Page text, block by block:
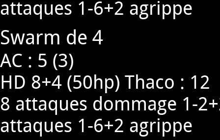
attaques 1-6+2 agrippe
Swarm de 4
AC : 5 (3)
HD 8+4 (50hp) Thaco : 12
8 attaques dommage 1-
attaques 1-6+2 agrippe